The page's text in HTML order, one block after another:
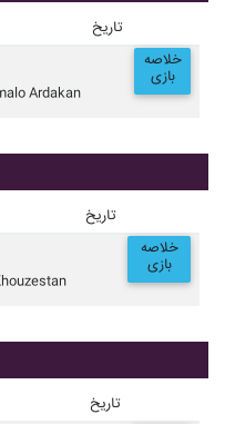
تاریخ
Ardakan
خلاصه
بازی
تاریخ
خلاصه
بازی
تاریخ